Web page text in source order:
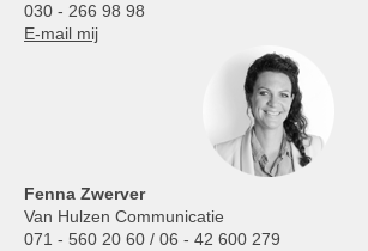
030 - 266 98 98
E-mail mij
Fenna Zwerver
Van Hulzen Communicatie
071 - 560 20 60 / 06 - 42 600 279